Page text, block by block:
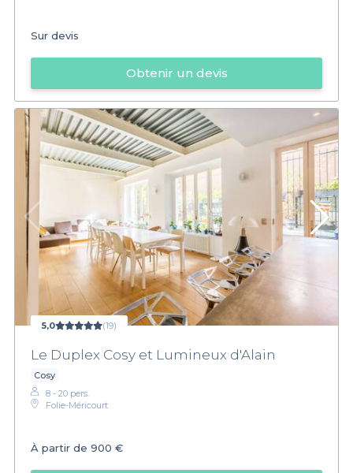
Sur devis
Obtenir un devis
5,0 (19)
Le Duplex Cosy et Lumineux d'Alain
Cosy
8 - 20 pers.
Folie-Méricourt
À partir de 900 €